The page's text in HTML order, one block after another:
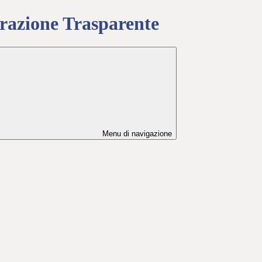
Trasparente
Menu di navigazione